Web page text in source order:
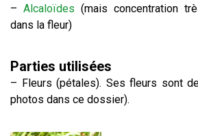
– Alcaloïdes (mais concentration
dans la fleur)
Parties utilisées
– Fleurs (pétales). Ses fleurs sont
photos dans ce dossier).